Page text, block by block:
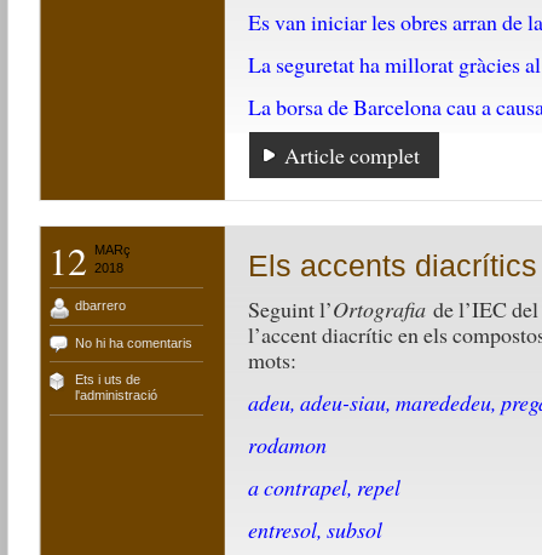
Es van iniciar les obres arran de
La seguretat ha millorat gràcies
La borsa de Barcelona cau a
Article complet
12
MARç
2018
dbarrero
No hi ha comentaris
Ets i uts de
l'administració
Els accents
Seguint l’Ortografia de l’IEC
l’accent diacrític en els
mots:
adeu, adeu-siau, marededeu,
rodamon
a contrapel, repel
entresol, subsol